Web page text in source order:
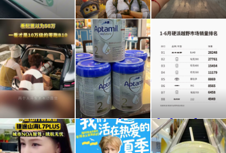
羡慕
其他
IP的
线下
活蹦
乱跳
的鲜
虾下
看配 宝宝 稳固